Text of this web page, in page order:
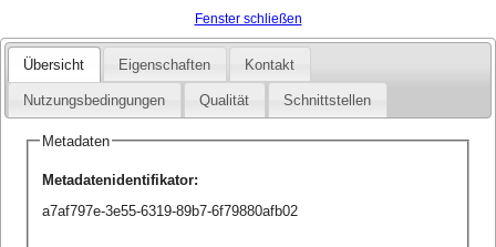
Fenster schließen
Übersicht Eigenschaften Kontakt
Nutzungsbedingungen Qualität Schnittstellen
Metadaten
Metadatenidentifikator:
a7af797e-3e55-6319-89b7-6f79880afb02